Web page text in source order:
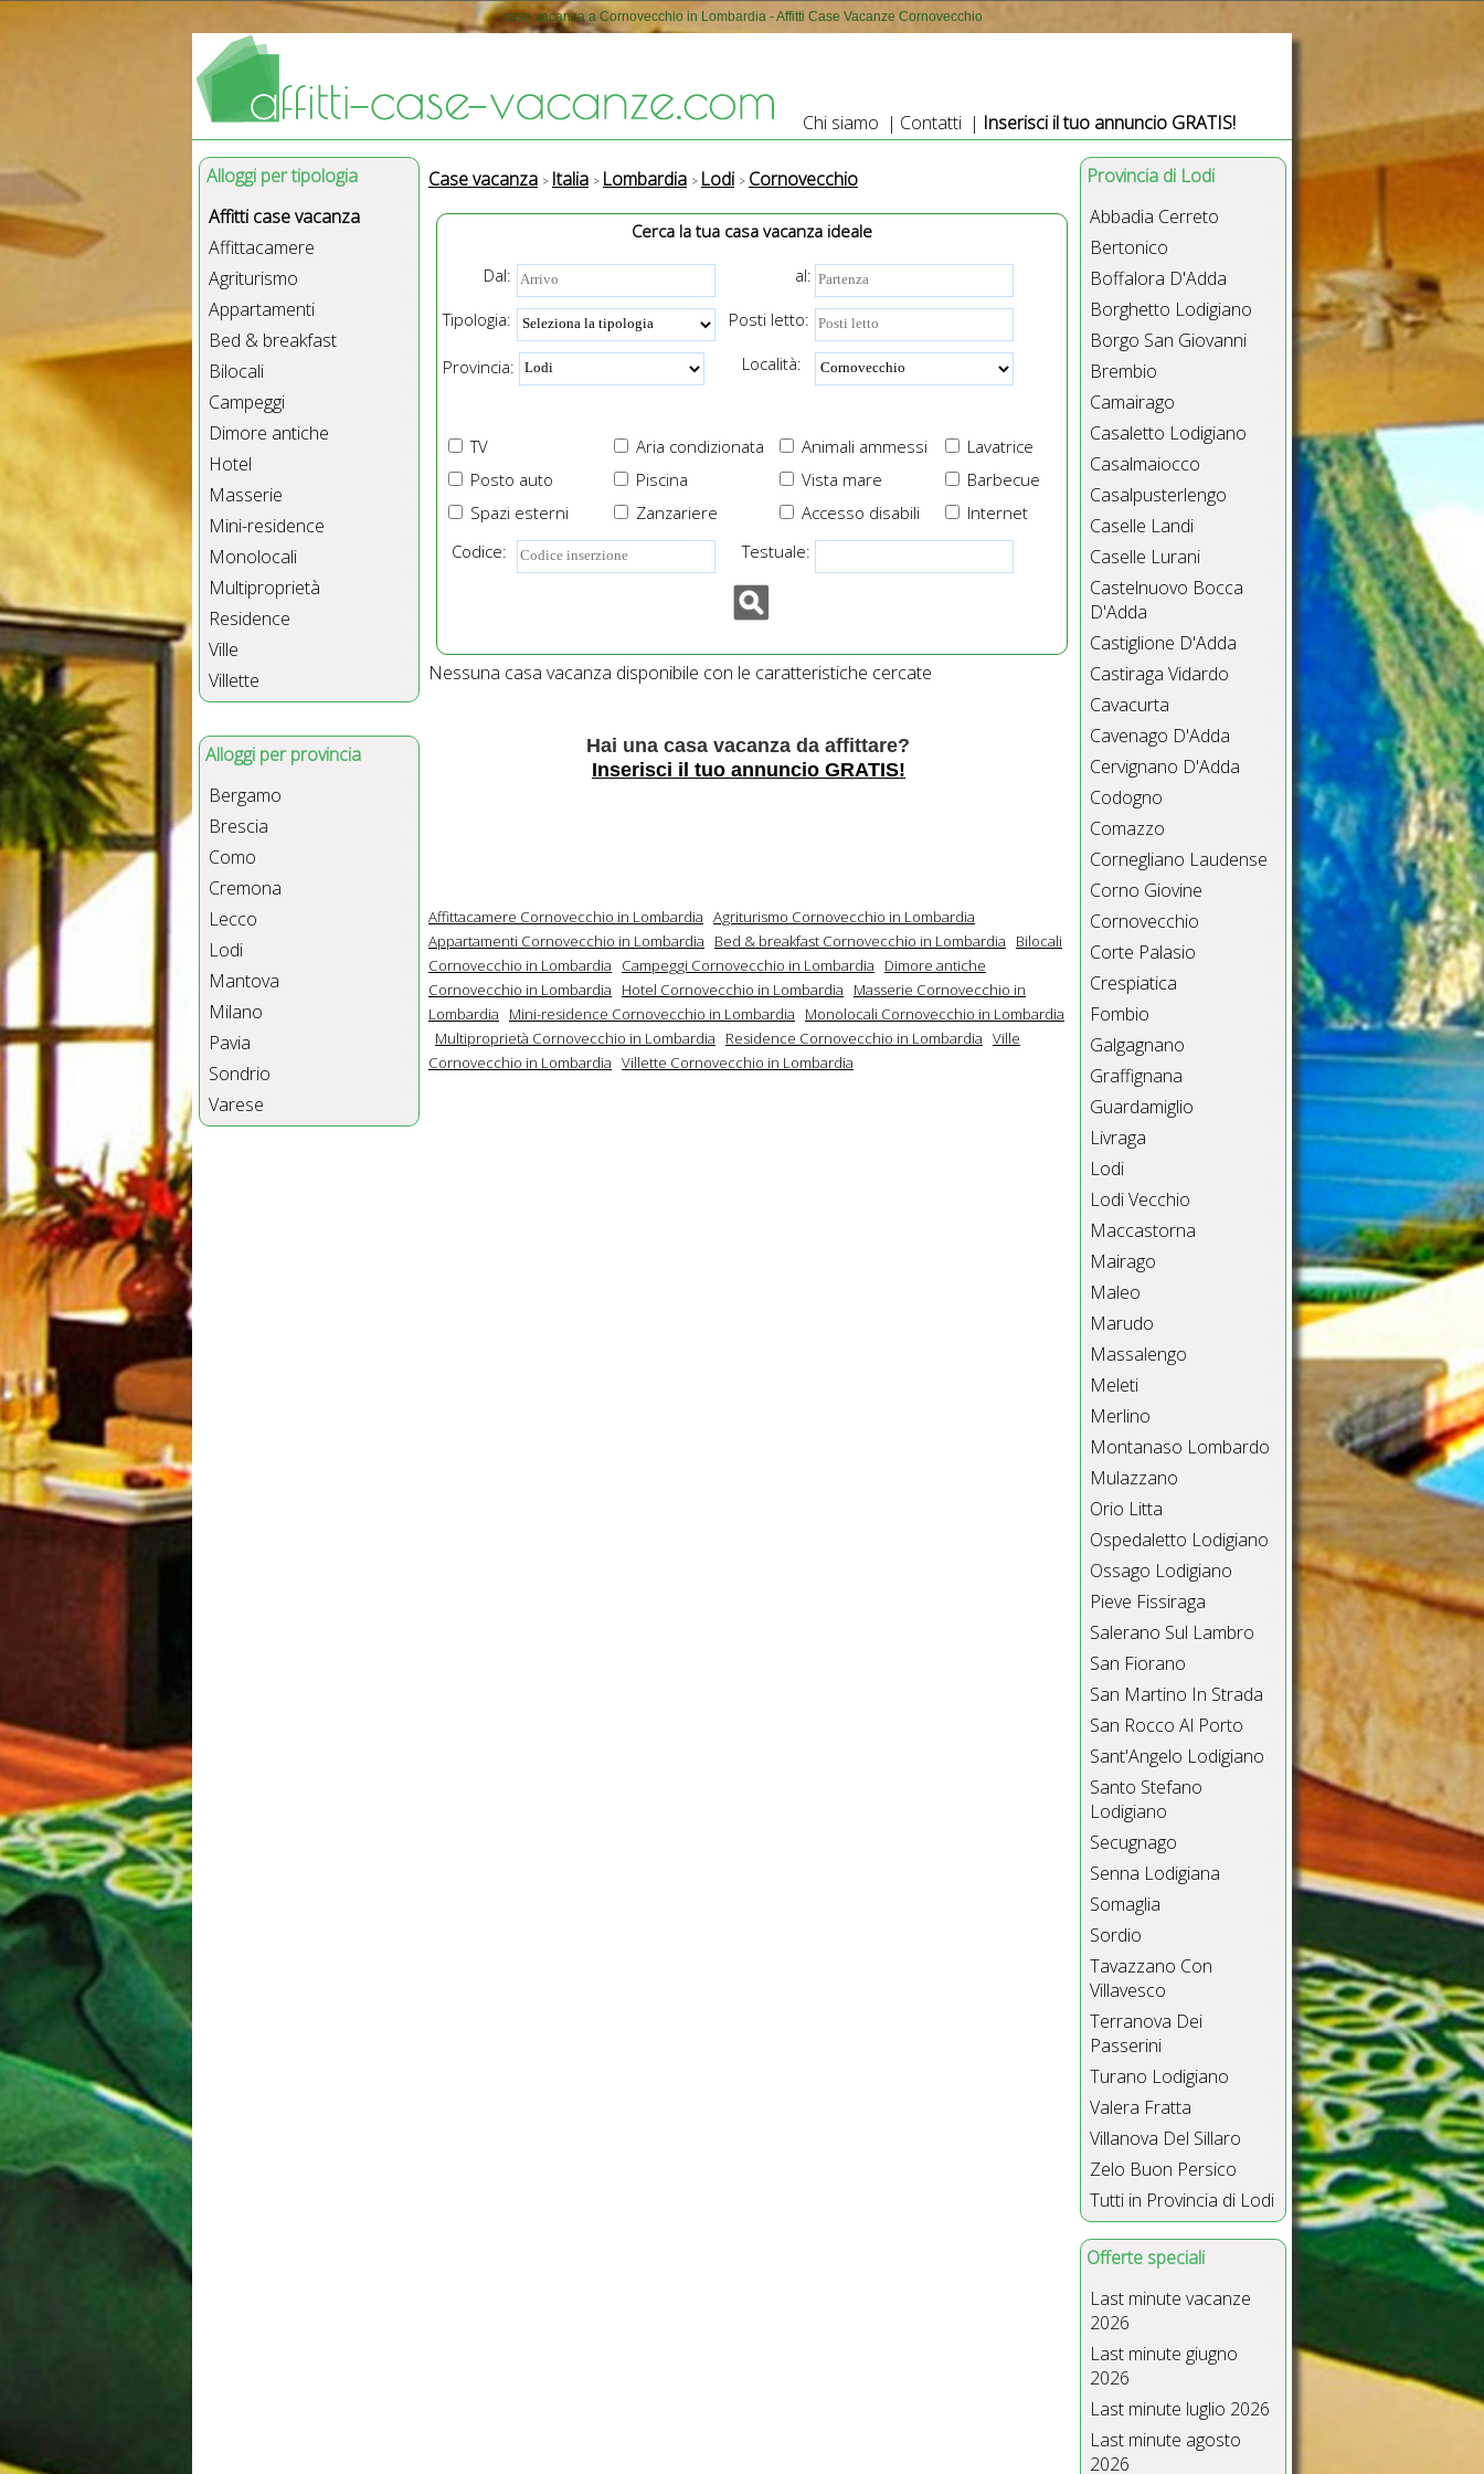
case vacanza a Cornovecchio in Lombardia - Affitti Case Vacanze Cornovecchio
Chi siamo | Contatti | Inserisci il tuo annuncio GRATIS!
Alloggi per tipologia
Affitti case vacanza
Affittacamere
Agriturismo
Appartamenti
Bed & breakfast
Bilocali
Campeggi
Dimore antiche
Hotel
Masserie
Mini-residence
Monolocali
Multiproprietà
Residence
Ville
Villette
Alloggi per provincia
Bergamo
Brescia
Como
Cremona
Lecco
Lodi
Mantova
Milano
Pavia
Sondrio
Varese
Case vacanza Italia Lombardia Lodi Cornovecchio
Cerca la tua casa vacanza ideale
Dal:
al:
Tipologia:
Posti letto:
Provincia: Località:
TV Aria condizionata Animali ammessi
Lavatrice
Posto auto
Piscina Vista mare
Barbecue
Spazi esterni
Zanzariere Internet
Accesso disabili
Codice:
Testuale:
Nessuna casa vacanza disponibile con le caratteristiche cercate
Hai una casa vacanza da affittare?
Inserisci il tuo annuncio GRATIS!
Affittacamere Cornovecchio in Lombardia Agriturismo Cornovecchio in Lombardia
Appartamenti Cornovecchio in Lombardia
Bed & breakfast Cornovecchio in Lombardia
Bilocali
Cornovecchio in Lombardia
Campeggi Cornovecchio in Lombardia
Dimore antiche
Cornovecchio in Lombardia
Hotel Cornovecchio in Lombardia
Masserie Cornovecchio in
Lombardia
Mini-residence Cornovecchio in Lombardia
Monolocali Cornovecchio in Lombardia
Multiproprietà Cornovecchio in Lombardia
Residence Cornovecchio in Lombardia Ville
Cornovecchio in Lombardia Villette Cornovecchio in Lombardia
Provincia di Lodi
Abbadia Cerreto
Bertonico
Boffalora D'Adda
Borghetto Lodigiano
Borgo San Giovanni
Brembio
Camairago
Casaletto Lodigiano
Casalmaiocco
Casalpusterlengo
Caselle Landi
Caselle Lurani
Castelnuovo Bocca
D'Adda
Castiglione D'Adda
Castiraga Vidardo
Cavacurta
Cavenago D'Adda
Cervignano D'Adda
Codogno
Comazzo
Cornegliano Laudense
Corno Giovine
Cornovecchio
Corte Palasio
Crespiatica
Fombio
Galgagnano
Graffignana
Guardamiglio
Livraga
Lodi
Lodi Vecchio
Maccastorna
Mairago
Maleo
Marudo
Massalengo
Meleti
Merlino
Montanaso Lombardo
Mulazzano
Orio Litta
Ospedaletto Lodigiano
Ossago Lodigiano
Pieve Fissiraga
Salerano Sul Lambro
San Fiorano
San Martino In Strada
San Rocco Al Porto
Sant'Angelo Lodigiano
Santo Stefano
Lodigiano
Secugnago
Senna Lodigiana
Somaglia
Sordio
Tavazzano Con
Villavesco
Terranova Dei
Passerini
Turano Lodigiano
Valera Fratta
Villanova Del Sillaro
Zelo Buon Persico
Tutti in Provincia di Lodi
Offerte speciali
Last minute vacanze
2026
Last minute giugno
2026
Last minute luglio 2026
Last minute agosto
2026